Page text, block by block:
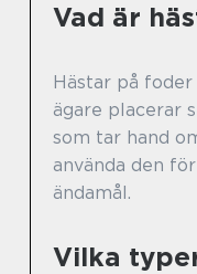
Vad är
Hästar på
ägare placerar
som tar hand
använda den
ändamål.
Vilka